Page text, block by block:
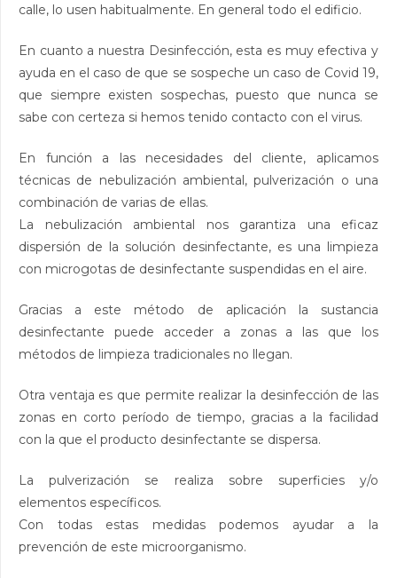
calle, lo usen habitualmente. En general todo el edificio.
En cuanto a nuestra Desinfección, esta es muy efectiva y
ayuda en el caso de que se sospeche un caso de Covid 19,
que siempre existen sospechas, puesto que nunca se
sabe con certeza si hemos tenido contacto con el virus.
En función a las necesidades del cliente, aplicamos
técnicas de nebulización ambiental, pulverización o una
combinación de varias de ellas.
La nebulización ambiental nos garantiza una eficaz
dispersión de la solución desinfectante, es una limpieza
con microgotas de desinfectante suspendidas en el aire.
Gracias a este método de aplicación la sustancia
desinfectante puede acceder a zonas a las que los
métodos de limpieza tradicionales no llegan.
Otra ventaja es que permite realizar la desinfección de las
zonas en corto período de tiempo, gracias a la facilidad
con la que el producto desinfectante se dispersa.
La pulverización se realiza sobre superficies y/o
elementos específicos.
Con todas estas medidas podemos ayudar a la
prevención de este microorganismo.